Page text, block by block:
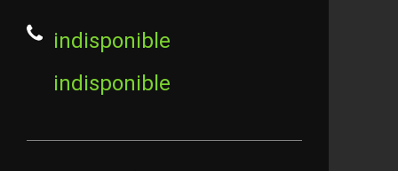
indisponible
indisponible